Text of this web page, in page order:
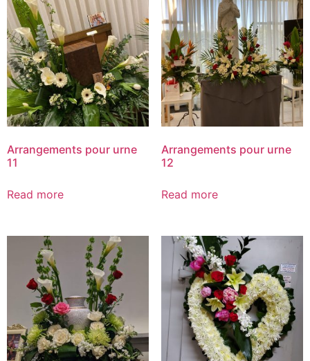
Arrangements pour urne
11
Read more
Arrangements pour urne
12
Read more